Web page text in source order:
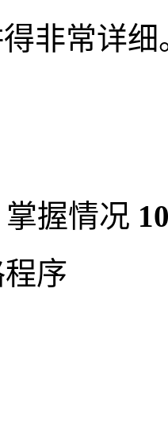
得非常详
掌握情况
序